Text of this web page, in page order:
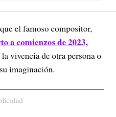
el famoso compositor,
a comienzos de 2023,
vivencia de otra persona o
imaginación.